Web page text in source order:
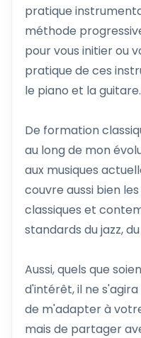
pratique
méthode
pour vous initier ou
pratique de ces
le piano et la guitare.
De formation
au long de mon
aux musiques
couvre aussi bien
classiques et
standards du jazz,
Aussi, quels que
d'intérêt, il ne
de m'adapter à
mais de partager